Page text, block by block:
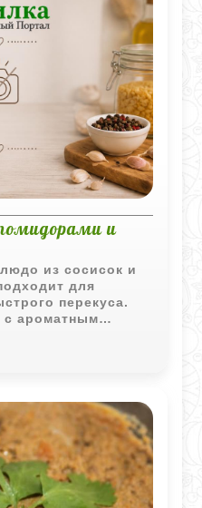
и
из сосисок и
для
перекуса.
с ароматным
очень